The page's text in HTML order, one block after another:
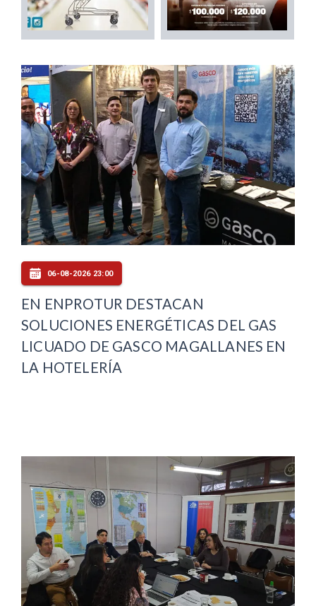
06-08-2026 23:00
EN ENPROTUR DESTACAN
SOLUCIONES ENERGÉTICAS DEL GAS
LICUADO DE GASCO MAGALLANES EN
LA HOTELERÍA